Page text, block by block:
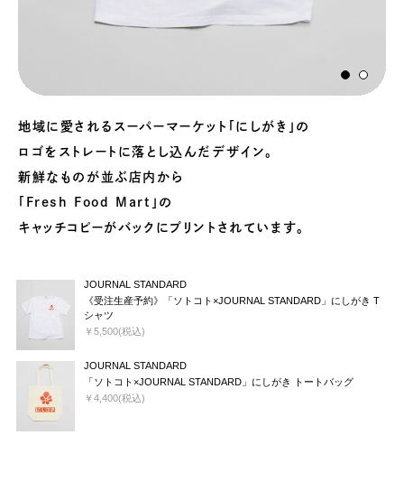
地域に愛されるスーパーマーケット
「にしがき」の
ロゴをストレートに落とし込んだデザイン。
新鮮なものが並ぶ店内から
「Fresh Food Mart」の
キャッチコピーがバックにプリントされています。
JOURNAL STANDARD
《受注生産予約》「ソトコト×JOURNAL STANDARD」にしがき T
シャツ
￥5,500(税込)
JOURNAL STANDARD
「ソトコト×JOURNAL STANDARD」にしがき トートバッグ
￥4,400(税込)